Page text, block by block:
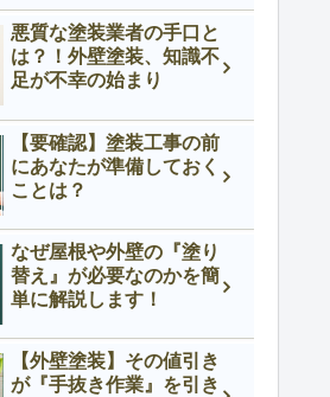
悪質な塗装業者の手口と
は？！外壁塗装、知識不
足が不幸の始まり
【要確認】塗装工事の前
にあなたが準備しておく
ことは？
なぜ屋根や外壁の『塗り
替え』が必要なのかを簡
単に解説します！
【外壁塗装】その値引き
が『手抜き作業』を引き